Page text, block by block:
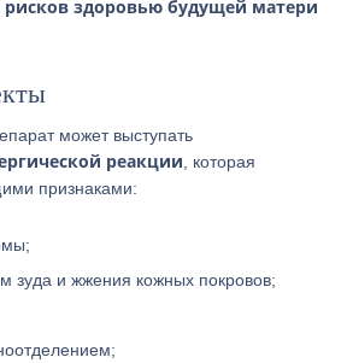
здоровью будущей матери
может выступать
реакции , которая
признаками:
и жжения кожных покровов;